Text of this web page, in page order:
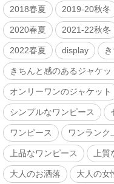
2018春夏 2019-20秋冬
2020春夏 2021-22秋冬
2022春夏 display
きちんと感のあるジャケッ
オンリーワンのジャケット
シンプルなワンピース
ワンピース ワンランク
上品なワンピース 上
大人のお洒落 大人の女